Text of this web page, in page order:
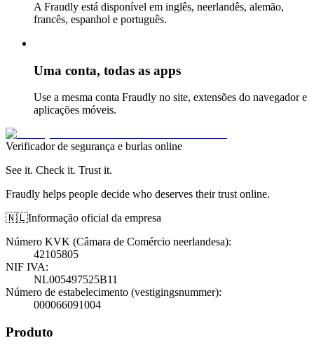
A Fraudly está disponível em inglês, neerlandês, alemão,
francês, espanhol e português.
Uma conta, todas as apps
Use a mesma conta Fraudly no site, extensões do navegador e
aplicações móveis.
Verificador de segurança e burlas online
See it. Check it. Trust it.
Fraudly helps people decide who deserves their trust online.
🇳🇱Informação oficial da empresa
Número KVK (Câmara de Comércio neerlandesa):
42105805
NIF IVA:
NL005497525B11
Número de estabelecimento (vestigingsnummer):
000066091004
Produto